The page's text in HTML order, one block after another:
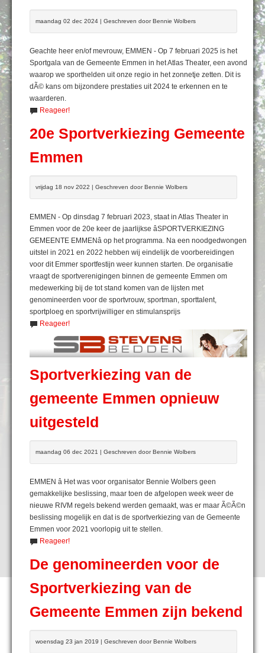
maandag 02 dec 2024 | Geschreven door Bennie Wolbers
Geachte heer en/of mevrouw, EMMEN - Op 7 februari 2025 is het
Sportgala van de Gemeente Emmen in het Atlas Theater, een avond
waarop we sporthelden uit onze regio in het zonnetje zetten. Dit is
dÃ© kans om bijzondere prestaties uit 2024 te erkennen en te
waarderen.
Reageer!
20e Sportverkiezing Gemeente
Emmen
vrijdag 18 nov 2022 | Geschreven door Bennie Wolbers
EMMEN - Op dinsdag 7 februari 2023, staat in Atlas Theater in
Emmen voor de 20e keer de jaarlijkse âSPORTVERKIEZING
GEMEENTE EMMENâ op het programma. Na een noodgedwongen
uitstel in 2021 en 2022 hebben wij eindelijk de voorbereidingen
voor dit Emmer sportfestijn weer kunnen starten. De organisatie
vraagt de sportverenigingen binnen de gemeente Emmen om
medewerking bij de tot stand komen van de lijsten met
genomineerden voor de sportvrouw, sportman, sporttalent,
sportploeg en sportvrijwilliger en stimulansprijs
Reageer!
Sportverkiezing van de
gemeente Emmen opnieuw
uitgesteld
maandag 06 dec 2021 | Geschreven door Bennie Wolbers
EMMEN â Het was voor organisator Bennie Wolbers geen
gemakkelijke beslissing, maar toen de afgelopen week weer de
nieuwe RIVM regels bekend werden gemaakt, was er maar Ã©Ã©n
beslissing mogelijk en dat is de sportverkiezing van de Gemeente
Emmen voor 2021 voorlopig uit te stellen.
Reageer!
De genomineerden voor de
Sportverkiezing van de
Gemeente Emmen zijn bekend
woensdag 23 jan 2019 | Geschreven door Bennie Wolbers